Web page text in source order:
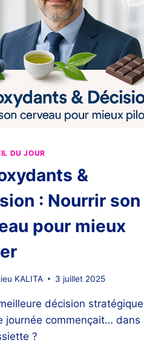
DU JOUR
&
: Nourrir son
pour mieux
KALITA 3 juillet 2025
décision stratégique
journée commençait… dans
?